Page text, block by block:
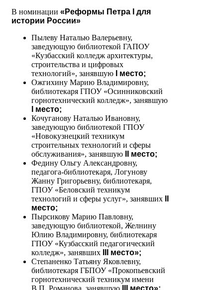
В номинации «Реформы Петра I для
истории России»
Пылеву Наталью Валерьевну,
заведующую библиотекой ГАПОУ
«Кузбасский колледж архитектуры,
строительства и цифровых
технологий», занявшую
место;
Ожгихину Марию Владимировну,
библиотекаря ГПОУ «Осинниковский
горнотехнический колледж», занявшую
I место;
Кочуганову Наталью Ивановну,
заведующую библиотекой ГПОУ
«Новокузнецкий техникум
строительных технологий и сферы
обслуживания», занявшую
II место;
Федину Ольгу Александровну,
педагога-библиотекаря, Логунову
Жанну Григорьевну, библиотекаря,
ГПОУ «Беловский техникум
технологий и сферы услуг», занявших
место;
Пырсикову Марию Павловну,
заведующую библиотекой, Желнину
Юлию Владимировну, библиотекаря
ГПОУ «Кузбасский педагогический
колледж», занявших
III место»;
Степаненко Татьяну Яковлевну,
библиотекаря ГБПОУ «Прокопьевский
горнотехнический техникум имени
В.П. Романова, занявшую
III место»;